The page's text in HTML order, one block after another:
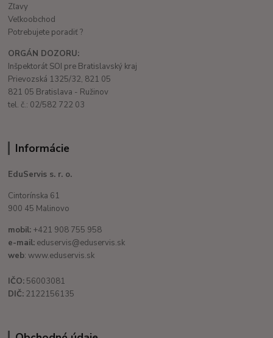
Zľavy
Veľkoobchod
Potrebujete poradiť ?
ORGÁN DOZORU:
Inšpektorát SOI pre Bratislavský kraj
Prievozská 1325/32, 821 05
821 05 Bratislava - Ružinov
tel. č.: 02/582 722 03
Informácie
EduServis s. r. o.
Cintorínska 61
900 45 Malinovo
mobil: +421 908 755 958
e-mail: eduservis@eduservis.sk
web: www.eduservis.sk
IČO: 56003081
DIČ: 2122156135